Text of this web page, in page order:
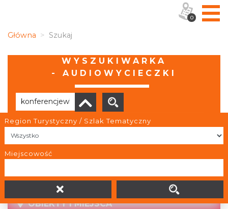
Główna Szukaj
WYSZUKIWARKA
- AUDIOWYCIECZKI
Region Turystyczny / Szlak Tematyczny
MiejscowośćBrak wyników
OBIEKTY I MIEJSCA
0